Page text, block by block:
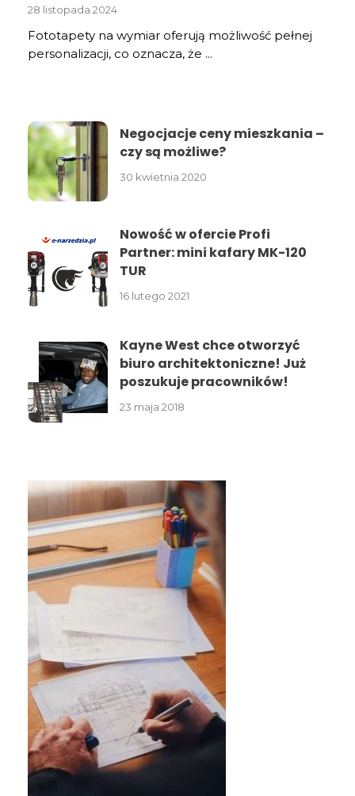
28 listopada 2024
Fototapety na wymiar oferują możliwość pełnej
personalizacji, co oznacza, że ...
Negocjacje ceny mieszkania –
czy są możliwe?
30 kwietnia 2020
Nowość w ofercie Profi
Partner: mini kafary MK-120
TUR
16 lutego 2021
Kayne West chce otworzyć
biuro architektoniczne! Już
poszukuje pracowników!
23 maja 2018